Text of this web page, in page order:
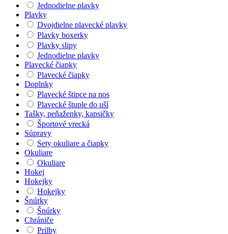
Jednodielne plavky
Plavky
Dvojdielne plavecké plavky
Plavky boxerky
Plavky slipy
Jednodielne plavky
Plavecké čiapky
Plavecké čiapky
Doplnky
Plavecké štipce na nos
Plavecké štuple do uší
Tašky, peňaženky, kapsičky
Športové vrecká
Súpravy
Sety okuliare a čiapky
Okuliare
Okuliare
Hokej
Hokejky
Hokejky
Šnúrky
Šnúrky
Chrániče
Prilby